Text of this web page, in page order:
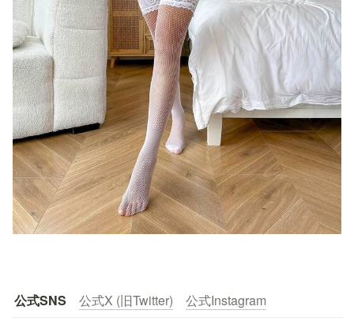
公式SNS 公式X (旧Twitter) 公式Instagram